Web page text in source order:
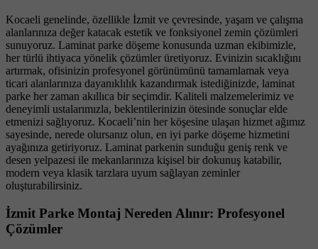
Kocaeli genelinde, özellikle İzmit ve çevresinde, yaşam ve çalışma
alanlarınıza değer katacak estetik ve fonksiyonel zemin çözümleri
sunuyoruz. Laminat parke döşeme konusunda uzman ekibimizle,
her türlü ihtiyaca yönelik çözümler üretiyoruz. Evinizin sıcaklığını
artırmak, ofisinizin profesyonel görünümünü tamamlamak veya
ticari alanlarınıza dayanıklılık kazandırmak istediğinizde, laminat
parke her zaman akıllıca bir seçimdir. Kaliteli malzemelerimiz ve
deneyimli ustalarımızla, beklentilerinizin ötesinde sonuçlar elde
etmenizi sağlıyoruz. Kocaeli’nin her köşesine ulaşan hizmet ağımız
sayesinde, nerede olursanız olun, en iyi parke döşeme hizmetini
ayağınıza getiriyoruz. Laminat parkenin sunduğu geniş renk ve
desen yelpazesi ile mekanlarınıza kişisel bir dokunuş katabilir,
modern veya klasik tarzlara uyum sağlayan zeminler
oluşturabilirsiniz.
İzmit Parke Montaj Nereden Alınır: Profesyonel
Çözümler